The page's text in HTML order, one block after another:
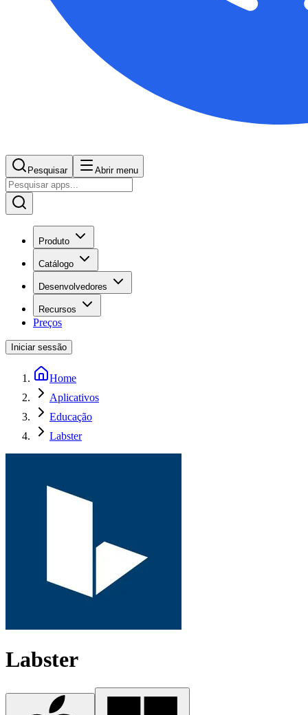
Pesquisar Abrir menu
Produto
Catálogo
Desenvolvedores
Recursos
Preços
Iniciar sessão
Home
Aplicativos
Educação
Labster
Labster